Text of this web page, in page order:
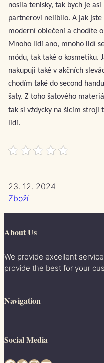
nosila tenisky, tak bych je
partnerovi nelíbilo. A jak
moderní oblečení a chodíte
Mnoho lidí ano, mnoho lidí
módu, tak také o kosmetiku.
nakupuji také v akčních
chodím také do second
šaty. Z toho šatového
tak si vždycky na šicím stroji
lidí.
23. 12. 2024
Zboží
About Us
We provide excellent
provide the best for your
Navigation
Social Media